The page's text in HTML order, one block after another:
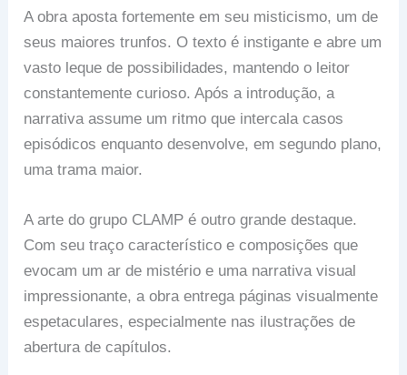
A obra aposta fortemente em seu misticismo, um de
seus maiores trunfos. O texto é instigante e abre um
vasto leque de possibilidades, mantendo o leitor
constantemente curioso. Após a introdução, a
narrativa assume um ritmo que intercala casos
episódicos enquanto desenvolve, em segundo plano,
uma trama maior.
A arte do grupo CLAMP é outro grande destaque.
Com seu traço característico e composições que
evocam um ar de mistério e uma narrativa visual
impressionante, a obra entrega páginas visualmente
espetaculares, especialmente nas ilustrações de
abertura de capítulos.